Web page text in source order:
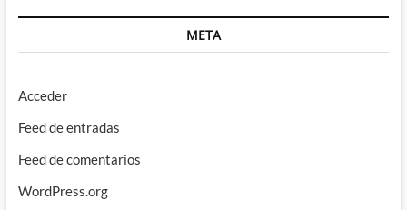
META
Acceder
Feed de entradas
Feed de comentarios
WordPress.org